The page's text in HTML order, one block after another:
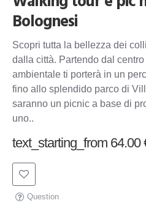
Bolognesi
Scopri tutta la bellezza dei
dalla città. Partendo dal
ambientale ti porterà in un
fino allo splendido parco di
saranno un picnic a base di
uno..
text_starting_from 64.00
Question